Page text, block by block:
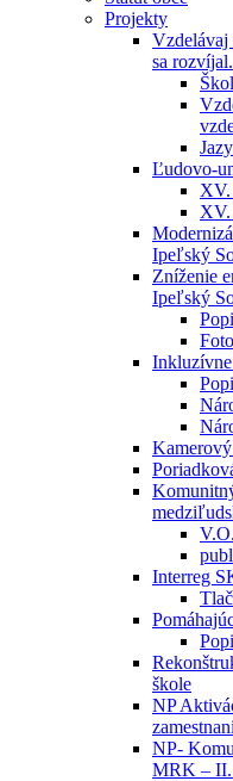
Projekty
Vzdelávaj
sa rozvíjal.
Ľudovo-
XV.
XV.
Ipeľský
Zníženie
Ipeľský
V.O.
Interreg
škole
NP
NP-
MRK – II.